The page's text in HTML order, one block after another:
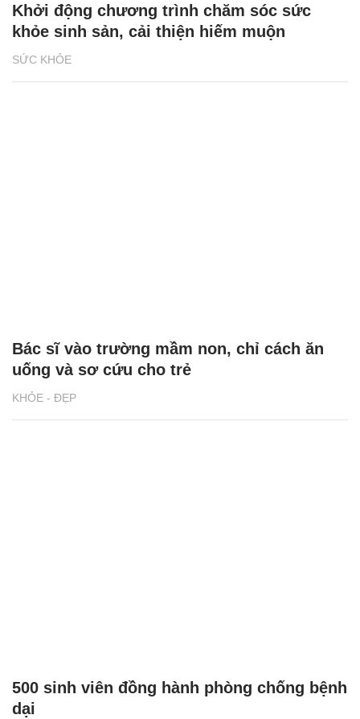
SỨC KHỎE
Khởi động chương trình chăm sóc sức
khỏe sinh sản, cải thiện hiếm muộn
KHỎE - ĐẸP
Bác sĩ vào trường mầm non, chỉ cách ăn
uống và sơ cứu cho trẻ
500 sinh viên đồng hành phòng chống bệnh
dại